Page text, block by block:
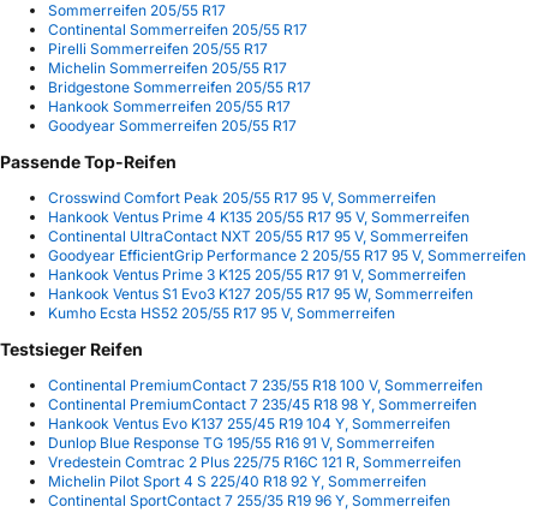
Sommerreifen 205/55 R17
Continental Sommerreifen 205/55 R17
Pirelli Sommerreifen 205/55 R17
Michelin Sommerreifen 205/55 R17
Bridgestone Sommerreifen 205/55 R17
Hankook Sommerreifen 205/55 R17
Goodyear Sommerreifen 205/55 R17
Passende Top-Reifen
Crosswind Comfort Peak 205/55 R17 95 V, Sommerreifen
Hankook Ventus Prime 4 K135 205/55 R17 95 V, Sommerreifen
Continental UltraContact NXT 205/55 R17 95 V, Sommerreifen
Goodyear EfficientGrip Performance 2 205/55 R17 95 V, Sommerreifen
Hankook Ventus Prime 3 K125 205/55 R17 91 V, Sommerreifen
Hankook Ventus S1 Evo3 K127 205/55 R17 95 W, Sommerreifen
Kumho Ecsta HS52 205/55 R17 95 V, Sommerreifen
Testsieger Reifen
Continental PremiumContact 7 235/55 R18 100 V, Sommerreifen
Continental PremiumContact 7 235/45 R18 98 Y, Sommerreifen
Hankook Ventus Evo K137 255/45 R19 104 Y, Sommerreifen
Dunlop Blue Response TG 195/55 R16 91 V, Sommerreifen
Vredestein Comtrac 2 Plus 225/75 R16C 121 R, Sommerreifen
Michelin Pilot Sport 4 S 225/40 R18 92 Y, Sommerreifen
Continental SportContact 7 255/35 R19 96 Y, Sommerreifen